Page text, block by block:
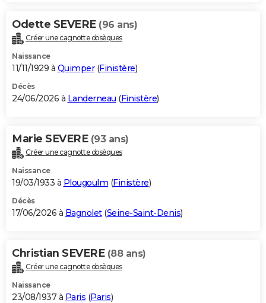
Carte de Noël
Carte Bonne année
Carte Saint-Valentin
Carte Pâques
Carte d'anniversaire
DICTIONNAIRE
Dictionnaire
Biographies
Citations
Expressions
Proverbes
PROGRAMME TV
S'inscrire
Se connecter
Lycées
Collèges
Primaires
Universités
Entreprises
Service militaire
Avis de recherche
AVIS DE DÉCÈS
Bricolage
Lifestyle
Culture
Sport
Auto
Television
Voyage
Cinema
Odette SEVERE (96 ans)
Créer une cagnotte obsèques
Naissance
11/11/1929 à Quimper(Finistère)
Décès
24/06/2026 à Landerneau (Finistère)
Marie SEVERE (93 ans)
Créer une cagnotte obsèques
Naissance
19/03/1933 à Plougoulm (Finistère)
Décès
17/06/2026 à Bagnolet(Seine-Saint-Denis)
Christian SEVERE (88 ans)
Créer une cagnotte obsèques
Naissance
23/08/1937 à Paris (Paris)